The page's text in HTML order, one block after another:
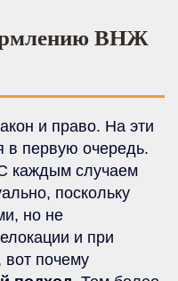
ВНЖ
и право. На эти
в первую очередь.
каждым случаем
поскольку
но не
и при
почему